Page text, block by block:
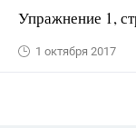
Упражнение 1,
1 октября 2017